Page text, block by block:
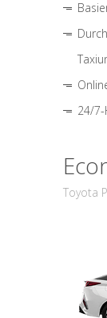
24/
Toyota